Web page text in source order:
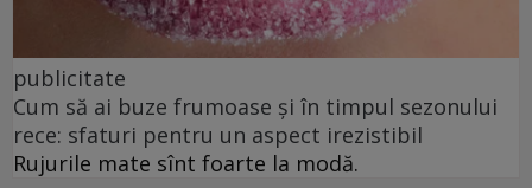
publicitate
Cum să ai buze frumoase şi în timpul sezonului
rece: sfaturi pentru un aspect irezistibil
Rujurile mate sînt foarte la modă.